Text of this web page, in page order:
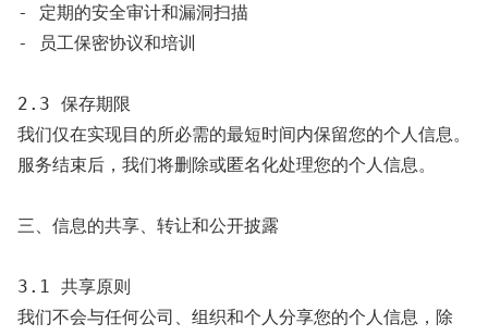
- 定期的安全审计和漏洞扫描
- 员工保密协议和培训
2.3 保存期限
我们仅在实现目的所必需的最短时间内保留您的个人信息。
服务结束后，我们将删除或匿名化处理您的个人信息。
三、信息的共享、转让和公开披露
3.1 共享原则
我们不会与任何公司、组织和个人分享您的个人信息，除